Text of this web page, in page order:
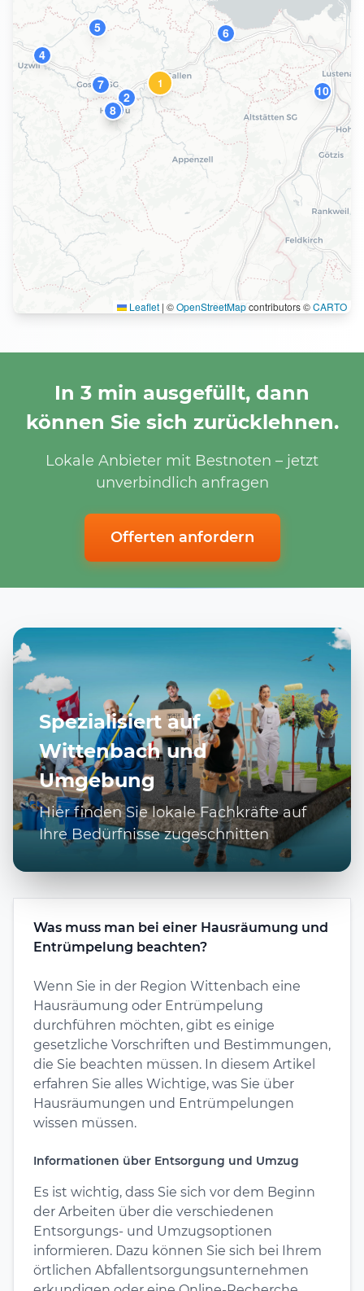
1
2
3
4
5 6
7
89
10
Leaflet | ©OpenStreetMapcontributors ©CARTO
In 3 min ausgefüllt, dann
können Sie sich zurücklehnen.
Lokale Anbieter mit Bestnoten – jetzt
unverbindlich anfragen
Offerten anfordern
Spezialisiert auf
Wittenbach und
Umgebung
Hier finden Sie lokale Fachkräfte auf
Ihre Bedürfnisse zugeschnitten
Was muss man bei einer Hausräumung und
Entrümpelung beachten?
Wenn Sie in der Region Wittenbach eine
Hausräumung oder Entrümpelung
durchführen möchten, gibt es einige
gesetzliche Vorschriften und Bestimmungen,
die Sie beachten müssen. In diesem Artikel
erfahren Sie alles Wichtige, was Sie über
Hausräumungen und Entrümpelungen
wissen müssen.
Informationen über Entsorgung und Umzug
Es ist wichtig, dass Sie sich vor dem Beginn
der Arbeiten über die verschiedenen
Entsorgungs- und Umzugsoptionen
informieren. Dazu können Sie sich bei Ihrem
örtlichen Abfallentsorgungsunternehmen